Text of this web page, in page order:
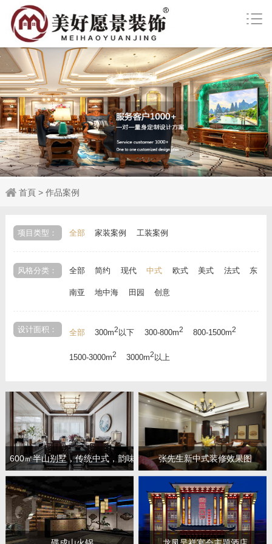
首頁> 作品案例
项目类型： 全部 家装案例 工装案例
风格分类： 全部 简约 现代 中式 欧式 美式 法式 东
南亚 地中海 田园 创意
设计面积： 全部 300m2 以下 300-800m2 800-1500m2
1500-3000m2 3000m2 以上
600㎡半山别墅，传统中式，韵味 张先生新中式装修效果图